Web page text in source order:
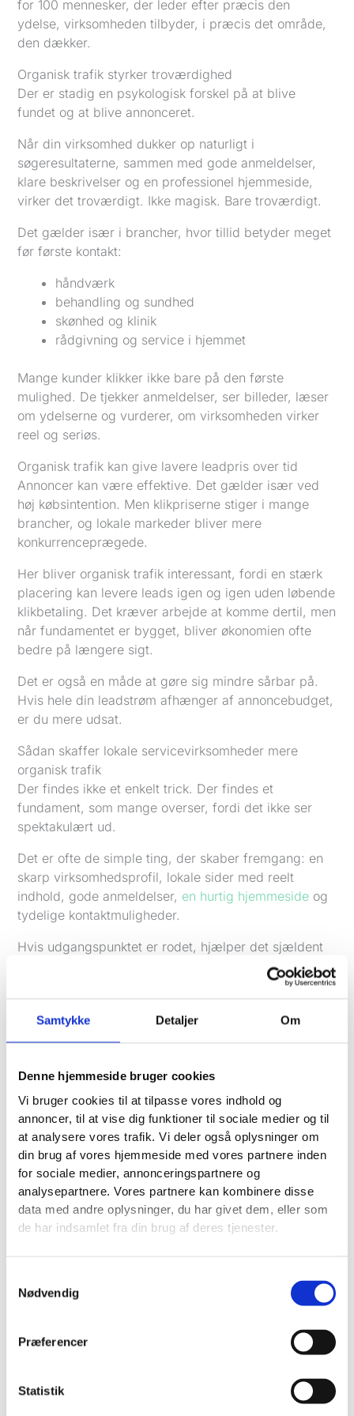
Samtykke Detaljer Om
Denne hjemmeside bruger cookies
Vi bruger cookies til at tilpasse vores indhold og
annoncer, til at vise dig funktioner til sociale medier og til
at analysere vores trafik. Vi deler også oplysninger om
din brug af vores hjemmeside med vores partnere inden
for sociale medier, annonceringspartnere og
analysepartnere. Vores partnere kan kombinere disse
data med andre oplysninger, du har givet dem, eller som
de har indsamlet fra din brug af deres tjenester.
Nødvendig
Præferencer
Statistik
for 100 mennesker, der leder efter præcis den
ydelse, virksomheden tilbyder, i præcis det område,
den dækker.
Organisk trafik styrker troværdighed
Der er stadig en psykologisk forskel på at blive
fundet og at blive annonceret.
Når din virksomhed dukker op naturligt i
søgeresultaterne, sammen med gode anmeldelser,
klare beskrivelser og en professionel hjemmeside,
virker det troværdigt. Ikke magisk. Bare troværdigt.
Det gælder især i brancher, hvor tillid betyder meget
før første kontakt:
håndværk
behandling og sundhed
skønhed og klinik
rådgivning og service i hjemmet
Mange kunder klikker ikke bare på den første
mulighed. De tjekker anmeldelser, ser billeder, læser
om ydelserne og vurderer, om virksomheden virker
reel og seriøs.
Organisk trafik kan give lavere leadpris over tid
Annoncer kan være effektive. Det gælder især ved
høj købsintention. Men klikpriserne stiger i mange
brancher, og lokale markeder bliver mere
konkurrenceprægede.
Her bliver organisk trafik interessant, fordi en stærk
placering kan levere leads igen og igen uden løbende
klikbetaling. Det kræver arbejde at komme dertil, men
når fundamentet er bygget, bliver økonomien ofte
bedre på længere sigt.
Det er også en måde at gøre sig mindre sårbar på.
Hvis hele din leadstrøm afhænger af annoncebudget,
er du mere udsat.
Sådan skaffer lokale servicevirksomheder mere
organisk trafik
Der findes ikke et enkelt trick. Der findes et
fundament, som mange overser, fordi det ikke ser
spektakulært ud.
Det er ofte de simple ting, der skaber fremgang: en
skarp virksomhedsprofil, lokale sider med reelt
indhold, gode anmeldelser, en hurtig hjemmeside og
tydelige kontaktmuligheder.
Hvis udgangspunktet er rodet, hjælper det sjældent
For mangelokale servicevirksomheder
Google
før brugeren overhovedet besøger hjemmesiden.
Hvis profilen er mangelfuld, mister du synlighed og
tillid. Hvis den er stærk, kan den skabe opkald og
henvendelser direkte.
Det gælder især, hvis du arbejder med noget, kunder
ofte søger efter på farten eller med kort
beslutningstid.
kategori, ikke bare den bredeste
Anmeldelser:
Få nye anmeldelser løbende og
Billeder:
Brug egne billeder, ikke kun stock
Send brugeren til den mest relevante